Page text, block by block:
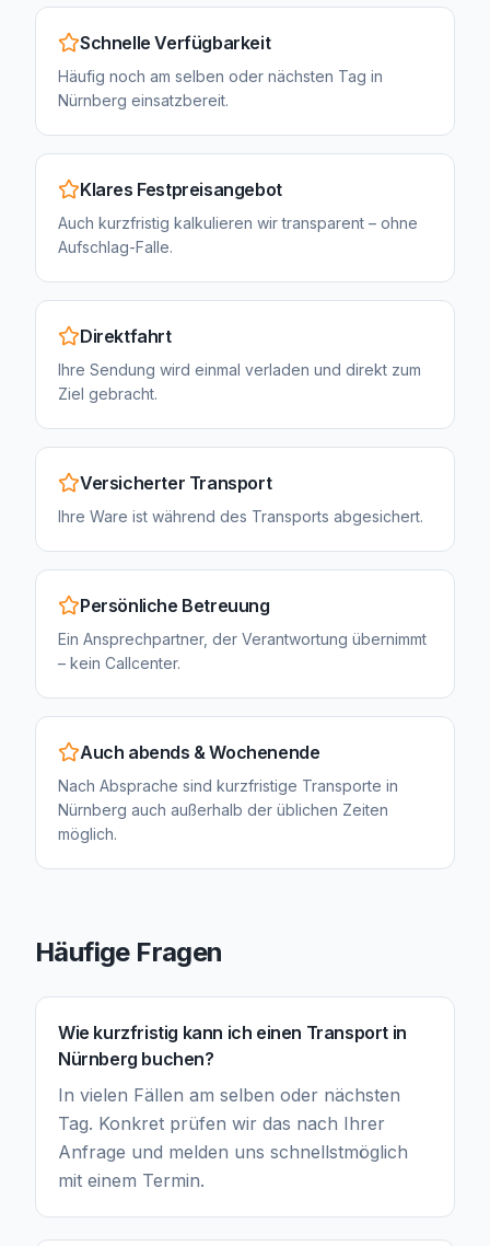
Schnelle Verfügbarkeit
Häufig noch am selben oder nächsten Tag in
Nürnberg einsatzbereit.
Klares Festpreisangebot
Auch kurzfristig kalkulieren wir transparent – ohne
Aufschlag-Falle.
Direktfahrt
Ihre Sendung wird einmal verladen und direkt zum
Ziel gebracht.
Versicherter Transport
Ihre Ware ist während des Transports abgesichert.
Persönliche Betreuung
Ein Ansprechpartner, der Verantwortung übernimmt
– kein Callcenter.
Auch abends & Wochenende
Nach Absprache sind kurzfristige Transporte in
Nürnberg auch außerhalb der üblichen Zeiten
möglich.
Häufige Fragen
Wie kurzfristig kann ich einen Transport in
Nürnberg buchen?
In vielen Fällen am selben oder nächsten
Tag. Konkret prüfen wir das nach Ihrer
Anfrage und melden uns schnellstmöglich
mit einem Termin.